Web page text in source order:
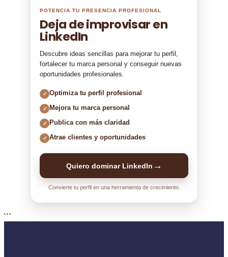
POTENCIA TU PRESENCIA PROFESIONAL
Deja de improvisar en
LinkedIn
Descubre ideas sencillas para mejorar tu perfil,
fortalecer tu marca personal y conseguir nuevas
oportunidades profesionales.
✓ Optimiza tu perfil profesional
✓ Mejora tu marca personal
✓ Publica con más claridad
✓ Atrae clientes y oportunidades
Quiero dominar LinkedIn →
Convierte tu perfil en una herramienta de crecimiento.
```